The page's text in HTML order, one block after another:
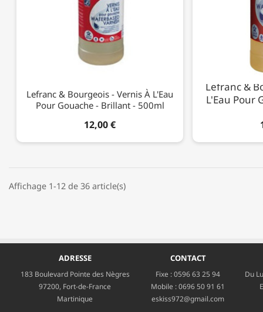
Lefranc & Bourgeois - Vernis À L'Eau
Pour Gouache - Brillant - 500ml
12,00 €
Lefranc &
L'Eau Pour
Affichage 1-12 de 36 article(s)
ADRESSE
183 Boulevard Pointe des Nègres
97200, Fort-de-France
Martinique
CONTACT
Fixe :0596 63 25 94
Mobile :0696 50 91 61
eskiss972@gmail.com
Du